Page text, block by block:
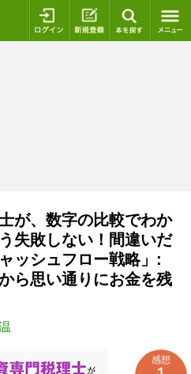
ログイン 新規登録
が、数字の比較でわか
失敗しない！間違いだ
ッシュフロー戦略」:
ら思い通りにお金を残
感想